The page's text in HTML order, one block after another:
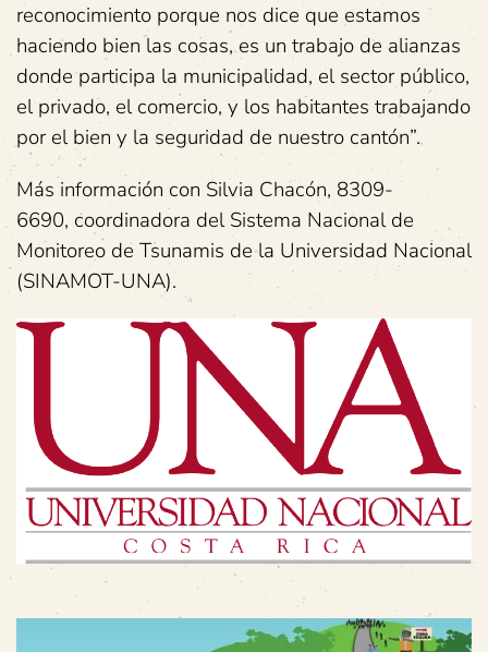
reconocimiento porque nos dice que estamos
haciendo bien las cosas, es un trabajo de alianzas
donde participa la municipalidad, el sector público,
el privado, el comercio, y los habitantes trabajando
por el bien y la seguridad de nuestro cantón”.
Más información con Silvia Chacón, 8309-
6690, coordinadora del Sistema Nacional de
Monitoreo de Tsunamis de la Universidad Nacional
(SINAMOT-UNA).